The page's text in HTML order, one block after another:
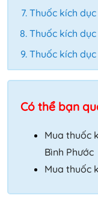
Thuốc kích
Thuốc kích
Thuốc kích
Có thể bạn
Mua thuốc
Bình Phước
Mua thuốc